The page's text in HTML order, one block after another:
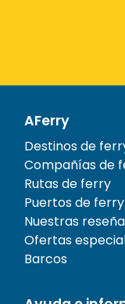
AFerry
Destinos de
Compañías de
Rutas de ferry
Puertos de ferry
Nuestras
Ofertas
Barcos